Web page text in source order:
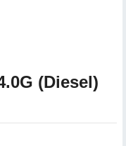
(Diesel)